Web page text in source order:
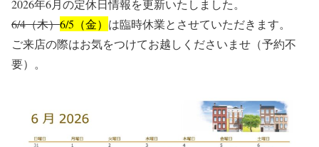
2026年6月の定休日情報を更新いたしました。
6/4（木）6/5（金） は臨時休業とさせていただきます。
ご来店の際はお気をつけてお越しくださいませ（予約不
要）。